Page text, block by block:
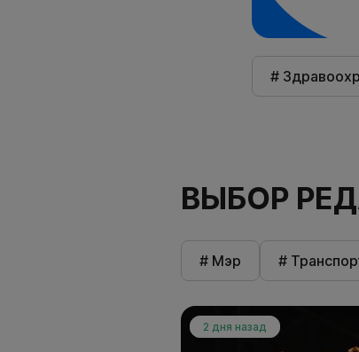
#
ВЫБОР
# Мэр #
2 дня назад